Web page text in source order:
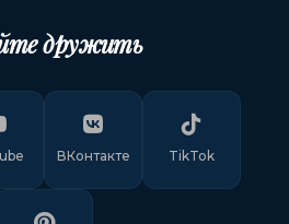
дружить
ВКонтакте TikTok